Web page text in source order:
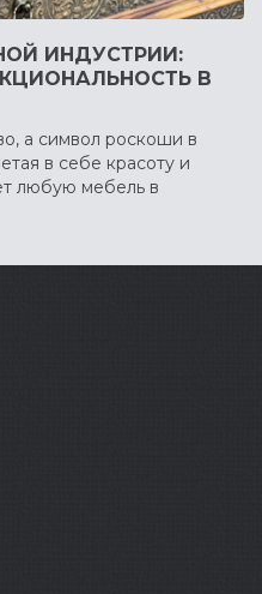
ИНДУСТРИИ:
В
а символ роскоши в
в себе красоту и
любую мебель в